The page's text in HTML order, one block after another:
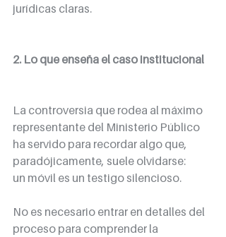
jurídicas claras.
2. Lo que enseña el caso institucional
La controversia que rodea al máximo
representante del Ministerio Público
ha servido para recordar algo que,
paradójicamente, suele olvidarse:
un móvil es un testigo silencioso.
No es necesario entrar en detalles del
proceso para comprender la